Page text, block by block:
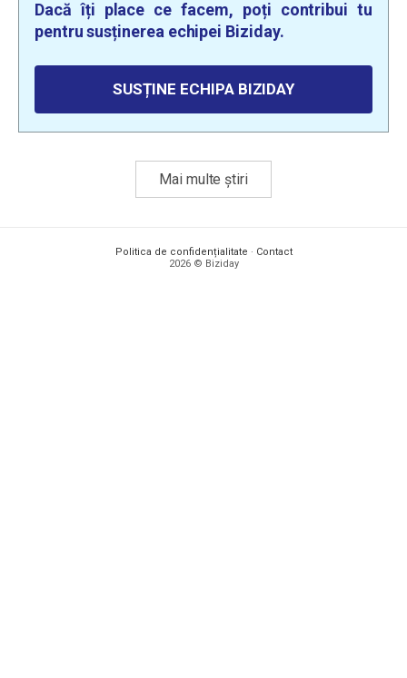
Dacă îți place ce facem, poți contribui tu
pentru susținerea echipei Biziday.
SUSȚINE ECHIPA BIZIDAY
Mai multe știri
Politica de confidențialitate · Contact
2026 © Biziday